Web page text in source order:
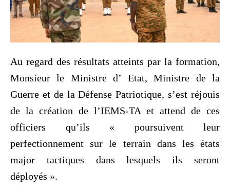
Au regard des résultats atteints par la formation,
Monsieur le Ministre d’ Etat, Ministre de la
Guerre et de la Défense Patriotique, s’est réjouis
de la création de l’IEMS-TA et attend de ces
officiers qu’ils « poursuivent leur
perfectionnement sur le terrain dans les états
major tactiques dans lesquels ils seront
déployés ».